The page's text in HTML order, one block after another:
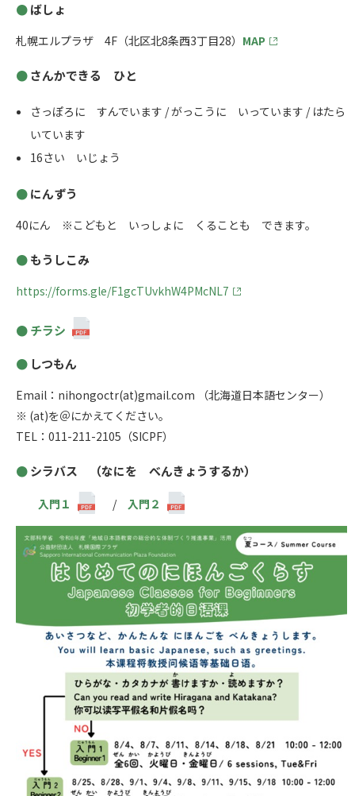
ばしょ
札幌エルプラザ 4F（北区北8条西3丁目28） MAP
さんかできる ひと
さっぽろに すんでいます / がっこうに いっています / はたら
いています
16さい いじょう
にんずう
40にん ※こどもと いっしょに くることも できます。
もうしこみ
https://forms.gle/F1gcTUvkhW4PMcNL7
チラシ
しつもん
Email：nihongoctr(at)gmail.com （北海道日本語センター）
※ (at)を＠にかえてください。
TEL：011-211-2105（SICPF）
シラバス （なにを べんきょうするか）
入門１ / 入門２